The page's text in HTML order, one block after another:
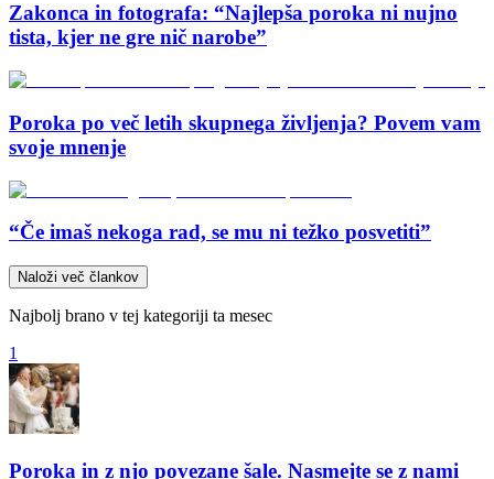
Zakonca in fotografa: “Najlepša poroka ni nujno
tista, kjer ne gre nič narobe”
Poroka po več letih skupnega življenja? Povem vam
svoje mnenje
“Če imaš nekoga rad, se mu ni težko posvetiti”
Naloži več člankov
Najbolj brano v tej kategoriji ta mesec
1
Poroka in z njo povezane šale. Nasmejte se z nami